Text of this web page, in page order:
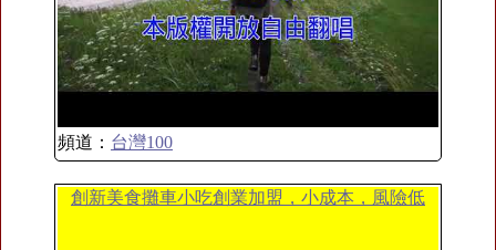
頻道： 台灣100
創新美食攤車小吃創業加盟，小成本，風險低